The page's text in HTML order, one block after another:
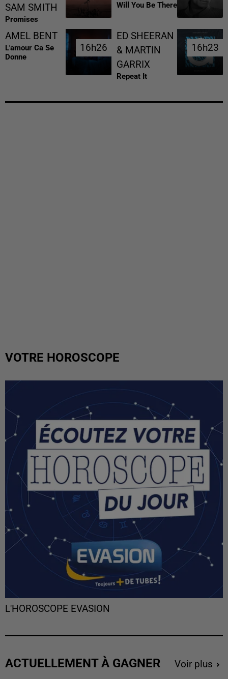
SAM SMITH
Promises
Will You Be There
AMEL BENT
L'amour Ca Se
Donne
16h26
16h26
ED SHEERAN
& MARTIN
GARRIX
Repeat It
16h23
16h23
VOTRE HOROSCOPE
L'HOROSCOPE EVASION
ACTUELLEMENT À GAGNER Voir plus